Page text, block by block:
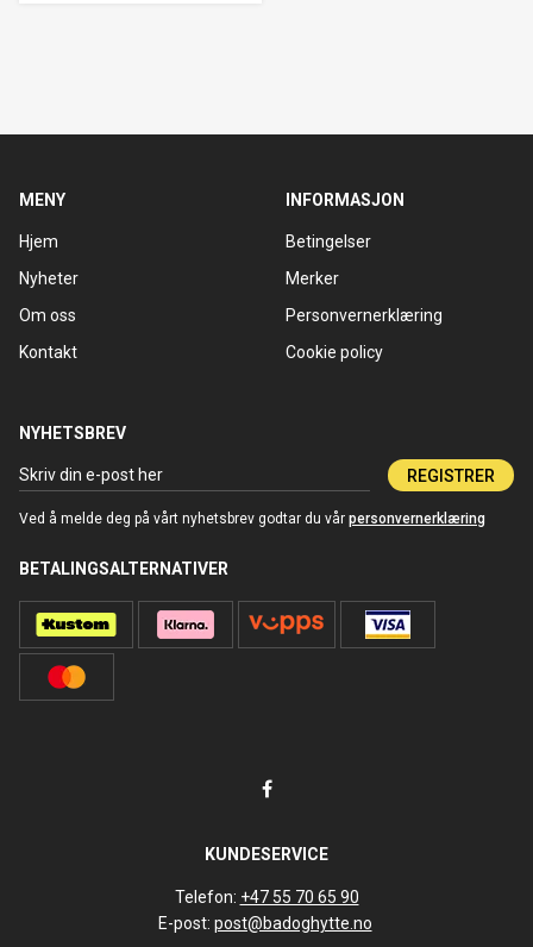
MENY
Hjem
Nyheter
Om oss
Kontakt
INFORMASJON
Betingelser
Merker
Personvernerklæring
Cookie policy
NYHETSBREV
REGISTRER
Ved å melde deg på vårt nyhetsbrev godtar du vår personvernerklæring
BETALINGSALTERNATIVER
KUNDESERVICE
Telefon: +47 55 70 65 90
E-post: post@badoghytte.no